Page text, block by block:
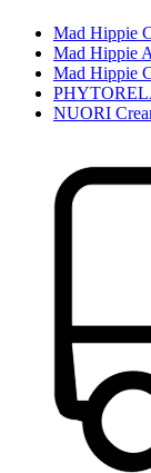
Mad Hippie
Mad Hippie
Mad Hippie
NUORI